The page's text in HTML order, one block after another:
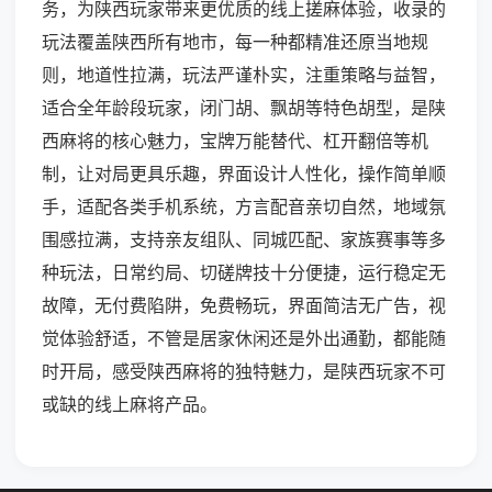
务，为陕西玩家带来更优质的线上搓麻体验，收录的
玩法覆盖陕西所有地市，每一种都精准还原当地规
则，地道性拉满，玩法严谨朴实，注重策略与益智，
适合全年龄段玩家，闭门胡、飘胡等特色胡型，是陕
西麻将的核心魅力，宝牌万能替代、杠开翻倍等机
制，让对局更具乐趣，界面设计人性化，操作简单顺
手，适配各类手机系统，方言配音亲切自然，地域氛
围感拉满，支持亲友组队、同城匹配、家族赛事等多
种玩法，日常约局、切磋牌技十分便捷，运行稳定无
故障，无付费陷阱，免费畅玩，界面简洁无广告，视
觉体验舒适，不管是居家休闲还是外出通勤，都能随
时开局，感受陕西麻将的独特魅力，是陕西玩家不可
或缺的线上麻将产品。